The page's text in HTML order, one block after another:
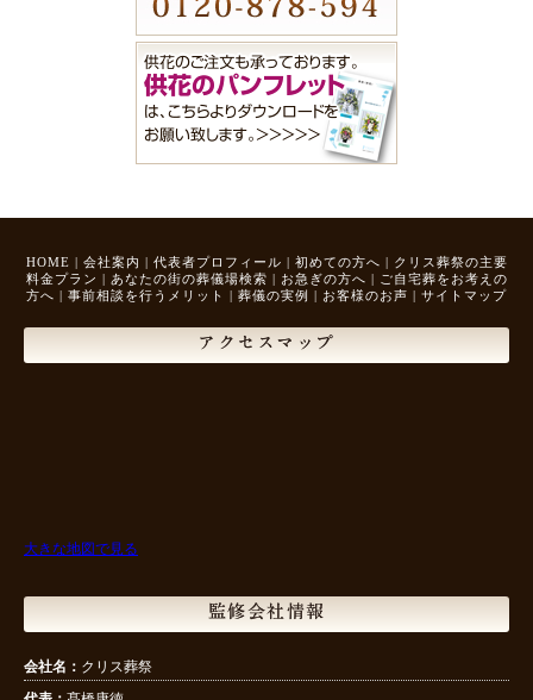
HOME | 会社案内 | 代表者プロフィール | 初めての方へ | クリス葬祭の主要
料金プラン | あなたの街の葬儀場検索 | お急ぎの方へ | ご自宅葬をお考えの
方へ | 事前相談を行うメリット | 葬儀の実例 | お客様のお声 | サイトマップ
アクセスマップ
大きな地図で見る
監修会社情報
会社名： クリス葬祭